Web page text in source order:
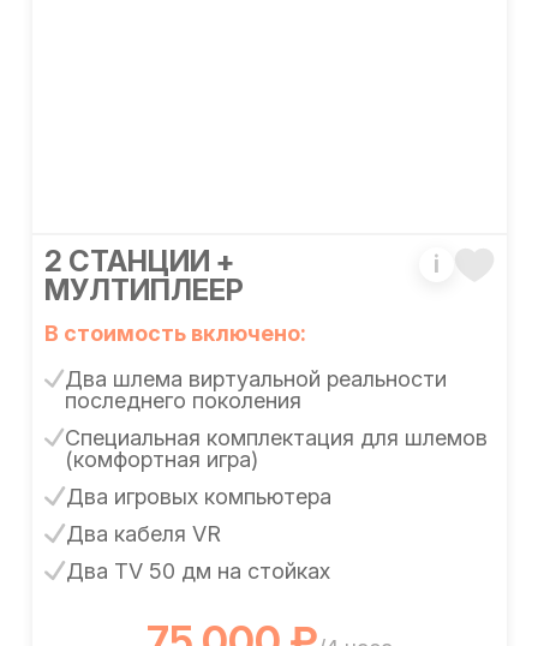
2 СТАНЦИИ +
МУЛТИПЛЕЕР
i
В стоимость включено:
Два шлема виртуальной реальности
последнего поколения
Специальная комплектация для шлемов
(комфортная игра)
Два игровых компьютера
Два кабеля VR
Два TV 50 дм на стойках